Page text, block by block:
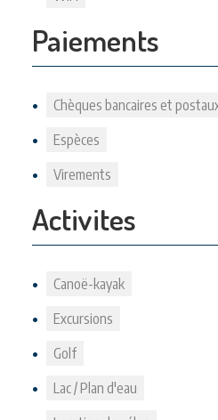
Paiements
Chèques bancaires et
Espèces
Virements
Activites
Canoë-kayak
Excursions
Golf
Lac / Plan d'eau